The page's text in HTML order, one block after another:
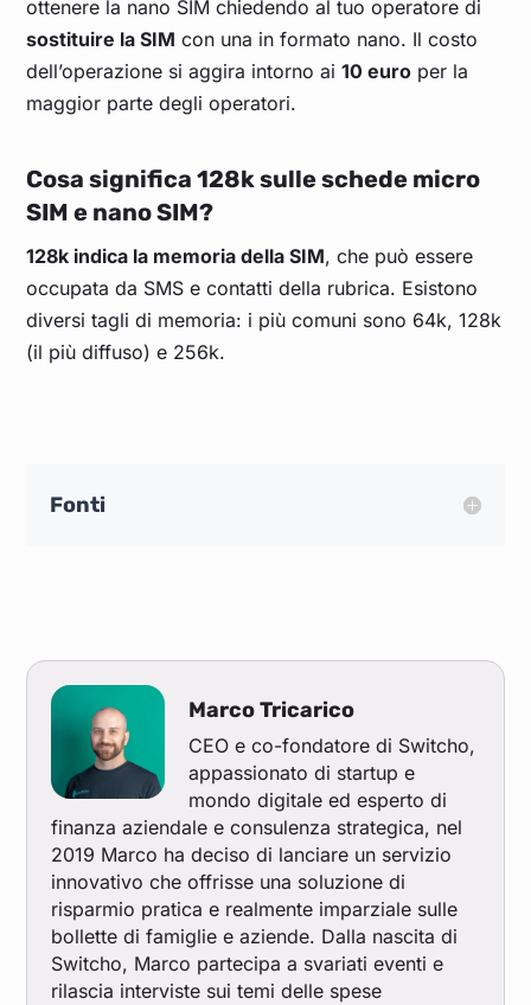
ottenere la nano SIM chiedendo al tuo operatore di
sostituire la SIM con una in formato nano. Il costo
dell’operazione si aggira intorno ai10 euro per la
maggior parte degli operatori.
Cosa significa 128k sulle schede micro
SIM e nano SIM?
128k indica la memoria della SIM, che può essere
occupata da SMS e contatti della rubrica. Esistono
diversi tagli di memoria: i più comuni sono 64k, 128k
(il più diffuso) e 256k.
Fonti
Marco Tricarico
CEO e co-fondatore di Switcho,
appassionato di startup e
mondo digitale ed esperto di
finanza aziendale e consulenza strategica, nel
2019 Marco ha deciso di lanciare un servizio
innovativo che offrisse una soluzione di
risparmio pratica e realmente imparziale sulle
bollette di famiglie e aziende. Dalla nascita di
Switcho, Marco partecipa a svariati eventi e
rilascia interviste sui temi delle spese